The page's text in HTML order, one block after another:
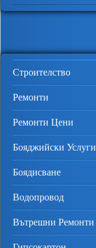
Строителство
Ремонти
Ремонти Цени
Бояджийски Услуги
Боядисване
Водопровод
Вътрешни Ремонти